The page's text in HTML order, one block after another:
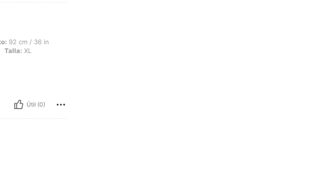
73 cm / 29 in, Caderas: 103 cm / 41 in, Forma del cuerpo: Triángulo, Color: Caqui, Talla: XL
92 cm / 36 in
Talla: XL
Útil (0)